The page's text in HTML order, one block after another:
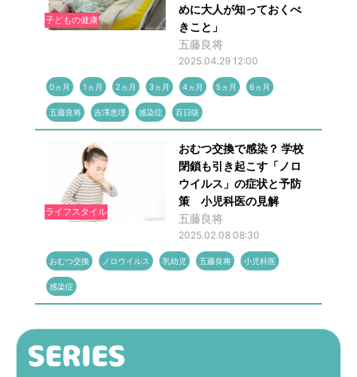
子どもの健康
めに大人が知っておくべ
きこと」
五藤良将
2025.04.29 12:00
0ヵ月 1ヵ月 2ヵ月 3ヵ月 4ヵ月 5ヵ月 6ヵ月
五藤良将 吉澤恵理 感染症 百日咳
ライフスタイル
おむつ交換で感染？ 学校
閉鎖も引き起こす「ノロ
ウイルス」の症状と予防
策 小児科医の見解
五藤良将
2025.02.08 08:30
おむつ交換 ノロウイルス 乳幼児 五藤良将 小児科医
感染症